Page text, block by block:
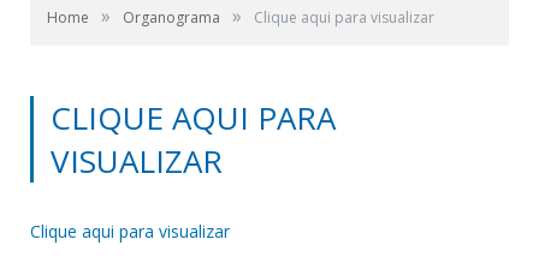
Home » Organograma » Clique aqui para visualizar
CLIQUE AQUI PARA
VISUALIZAR
Clique aqui para visualizar